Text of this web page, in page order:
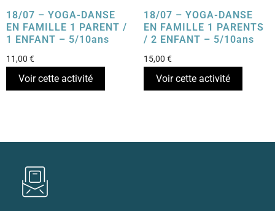
18/07 – YOGA-DANSE
EN FAMILLE 1 PARENT /
1 ENFANT – 5/10ans
11,00 €
Voir cette activité
18/07 – YOGA-DANSE
EN FAMILLE 1 PARENTS
/ 2 ENFANT – 5/10ans
15,00 €
Voir cette activité